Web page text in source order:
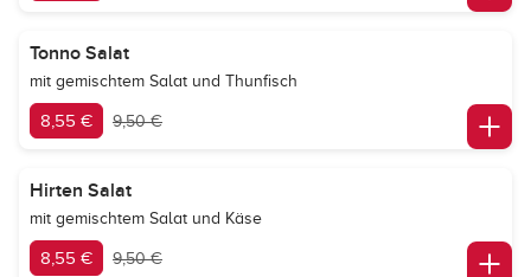
Tonno Salat
mit gemischtem Salat und Thunfisch
8,55 € 9,50 €
Hirten Salat
mit gemischtem Salat und Käse
8,55 € 9,50 €